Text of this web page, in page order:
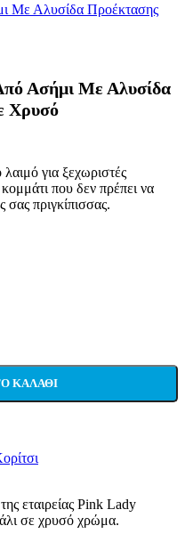
Με Αλυσίδα Προέκτασης
Ασήμι Με Αλυσίδα
Χρυσό
για ξεχωριστές
που δεν πρέπει να
σας πριγκίπισσας.
Με Αλυσίδα Προέκτασης
ΚΑΛΆΘΙ
εταιρείας Pink Lady
σε χρυσό χρώμα.